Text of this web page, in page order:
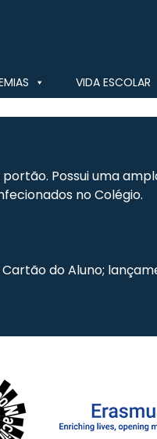
VIDA ESCOLAR
Possui uma
no Colégio.
do Aluno;